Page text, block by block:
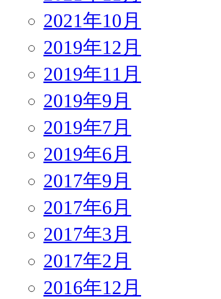
2021年10月
2019年12月
2019年11月
2019年9月
2019年7月
2019年6月
2017年9月
2017年6月
2017年3月
2017年2月
2016年12月